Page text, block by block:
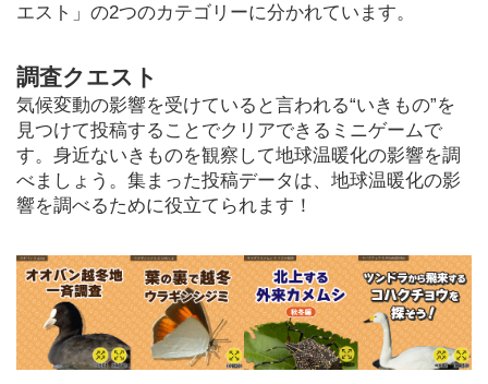
エスト」の2つのカテゴリーに分かれています。
調査クエスト
気候変動の影響を受けていると言われる“いきもの”を
見つけて投稿することでクリアできるミニゲームで
す。身近ないきものを観察して地球温暖化の影響を調
べましょう。集まった投稿データは、地球温暖化の影
響を調べるために役立てられます！